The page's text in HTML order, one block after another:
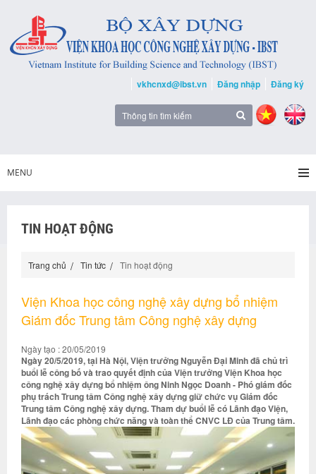
vkhcnxd@ibst.vn Đăng nhập Đăng ký
MENU
TIN HOẠT ĐỘNG
Trang chủ Tin tức Tin hoạt động
Viện Khoa học công nghệ xây dựng bổ nhiệm
Giám đốc Trung tâm Công nghệ xây dựng
Ngày tạo : 20/05/2019
Ngày 20/5/2019, tại Hà Nội, Viện trưởng Nguyễn Đại Minh đã chủ trì
buổi lễ công bố và trao quyết định của Viện trưởng Viện Khoa học
công nghệ xây dựng bổ nhiệm ông Ninh Ngọc Doanh - Phó giám đốc
phụ trách Trung tâm Công nghệ xây dựng giữ chức vụ Giám đốc
Trung tâm Công nghệ xây dựng. Tham dự buổi lễ có Lãnh đạo Viện,
Lãnh đạo các phòng chức năng và toàn thể CNVC LĐ của Trung tâm.